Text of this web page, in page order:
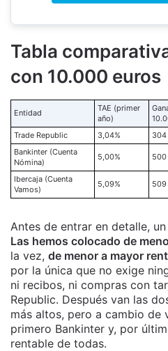
Tabla
con 10.000 euros
Entidad
TAE (primer
año)
Trade Republic 3,04%
Bankinter (Cuenta
Nómina)
5,00%
Ibercaja (Cuenta
Vamos)
5,09%
Antes de entrar en detalle,
Las hemos colocado de
la vez, de menor a mayor
por la única que no exige
ni recibos, ni compras con
Republic. Después van las
más altos, pero a cambio de
primero Bankinter y, por
rentable de todas.